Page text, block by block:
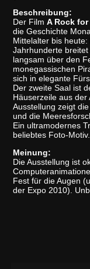
Beschreibung:
Der Film A Rock
die Geschichte
Mittelalter bis
Jahrhunderte
langsam über den
monegassischen
sich in elegante
Der zweite Saal ist
Häuserzeile aus der
Ausstellung zeigt
und die
Ein ultramodernes
beliebtes Foto-Motiv.
Meinung:
Die Ausstellung ist
Fest für die Augen
der Expo 2010).